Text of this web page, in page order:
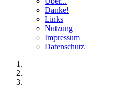
Danke!
Links
Nutzung
Impressum
Datenschutz